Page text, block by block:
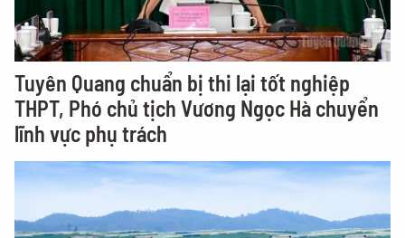
Tuyên Quang chuẩn bị thi lại tốt nghiệp
THPT, Phó chủ tịch Vương Ngọc Hà chuyển
lĩnh vực phụ trách